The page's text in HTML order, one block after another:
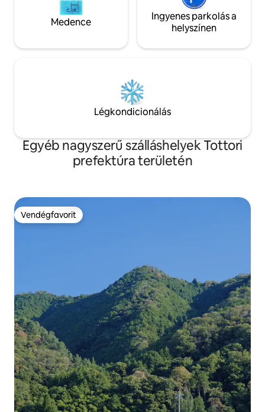
főzőeszközeidet, például a hozzávalókat
és a nyársakat. A fogadó egy Kobusa
nevű, csendes faluban található, amely a
Miszaszaki városhoz tartozó hegyekben,
Avakura falu egyre nagyobb figyelmet
kap, mivel a regionális újjáéledésre és az
újratelepítésre összpontosító falu, és a
területet a „satoyama” (művelt mezők
természeti tájai jellemzik. Élvezze a
pihenést távol a város nyüzsgésétől, a
természet és a kézműves melegség
Ingyenes
Koronavírus-
csoportra ・ korlátozva
Csak a természet
lennél.
Medence
Ingyenes parkolás a
helyszínen
Légkondicionálás
Egyéb nagyszerű szálláshelyek Tottori
prefektúra területén
Vendégfavorit
Vendégfavorit